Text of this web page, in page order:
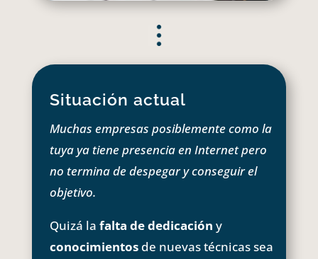
Situación actual
Muchas empresas posiblemente como la
tuya ya tiene presencia en Internet pero
no termina de despegar y conseguir el
objetivo.
Quizá la falta de dedicación y
conocimientosde nuevas técnicas sea